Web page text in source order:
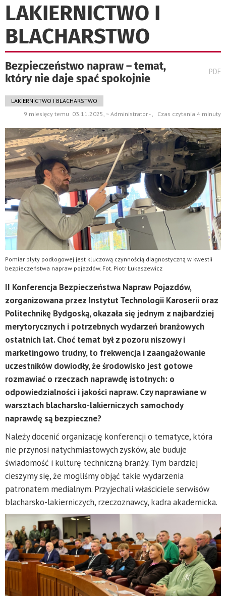
LAKIERNICTWO I
BLACHARSTWO
Bezpieczeństwo napraw – temat,
który nie daje spać spokojnie
PDF
LAKIERNICTWO I BLACHARSTWO
9 miesięcy temu 03.11.2025, ~ Administrator - , Czas czytania 4 minuty
Pomiar płyty podłogowej jest kluczową czynnością diagnostyczną w kwestii
bezpieczeństwa napraw pojazdów. Fot. Piotr Łukaszewicz
II Konferencja Bezpieczeństwa Napraw Pojazdów,
zorganizowana przez Instytut Technologii Karoserii oraz
Politechnikę Bydgoską, okazała się jednym z najbardziej
merytorycznych i potrzebnych wydarzeń branżowych
ostatnich lat. Choć temat był z pozoru niszowy i
marketingowo trudny, to frekwencja i zaangażowanie
uczestników dowiodły, że środowisko jest gotowe
rozmawiać o rzeczach naprawdę istotnych: o
odpowiedzialności i jakości napraw. Czy naprawiane w
warsztach blacharsko-lakierniczych samochody
naprawdę są bezpieczne?
Należy docenić organizację konferencji o tematyce, która
nie przynosi natychmiastowych zysków, ale buduje
świadomość i kulturę techniczną branży. Tym bardziej
cieszymy się, że mogliśmy objąć takie wydarzenia
patronatem medialnym. Przyjechali właściciele serwisów
blacharsko-lakierniczych, rzeczoznawcy, kadra akademicka.